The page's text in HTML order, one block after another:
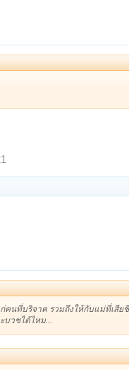
คนที่บริจาค รวมถึงให้กับแม่ที่เสี
บวชได้ไหม...